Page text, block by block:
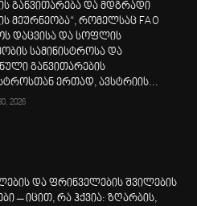
განვითარება და მდგრადი
მეურნეობა“, რომელსაც FAO
დაცვისა და სოფლის
სამინისტროსა და
განვითარების
ერთად, ავსტრიის...
2026
და ფრინველების შვილების
– იცით, რა ჰქვია: ზღარბის,